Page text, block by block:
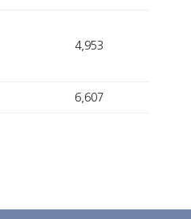
4,953
6,607